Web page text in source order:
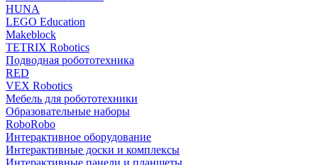
HUNA
LEGO Education
Makeblock
TETRIX Robotics
Подводная робототехника
RED
VEX Robotics
Мебель для робототехники
Образовательные наборы
RoboRobo
Интерактивное оборудование
Интерактивные доски и комплексы
Интерактивные панели и планшеты